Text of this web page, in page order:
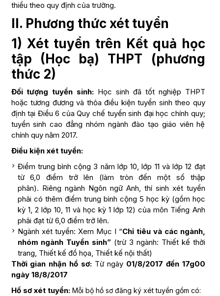
thiểu theo quy định của trường.
II. Phương thức xét tuyển
1) Xét tuyển trên Kết quả học
tập (Học bạ) THPT (phương
thức 2)
Đối tượng tuyển sinh: Học sinh đã tốt nghiệp THPT
hoặc tương đương và thỏa điều kiện tuyển sinh theo quy
định tại Điều 6 của Quy chế tuyển sinh đại học chính quy;
tuyển sinh cao đẳng nhóm ngành đào tạo giáo viên hệ
chính quy năm 2017.
Điều kiện xét tuyển:
Điểm trung bình cộng 3 năm lớp 10, lớp 11 và lớp 12 đạt
từ 6,0 điểm trở lên (làm tròn đến một số thập
phân). Riêng ngành Ngôn ngữ Anh, thí sinh xét tuyển
phải có thêm điểm trung bình cộng 5 học kỳ (gồm học
kỳ 1, 2 lớp 10, 11 và học kỳ 1 lớp 12) của môn Tiếng Anh
phải đạt từ 6,0 điểm trở lên.
Ngành xét tuyển: Xem Mục I “Chỉ tiêu và các ngành,
nhóm ngành Tuyển sinh” (trừ 3 ngành: Thiết kế thời
trang, Thiết kế đồ họa, Thiết kế nội thất)
Thời gian nhận hồ sơ: Từ ngày 01/8/2017 đến 17g00
ngày 18/8/2017
Hồ sơ xét tuyển: Mỗi bộ hồ sơ đăng ký xét tuyển gồm có: